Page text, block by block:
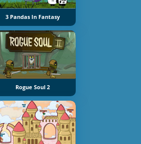
3 Pandas In Fantasy
Rogue Soul 2